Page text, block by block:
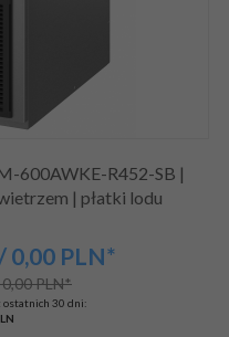
600AWKE-R452-SB |
| płatki lodu
0,00 PLN*
PLN*
ostatnich 30 dni: